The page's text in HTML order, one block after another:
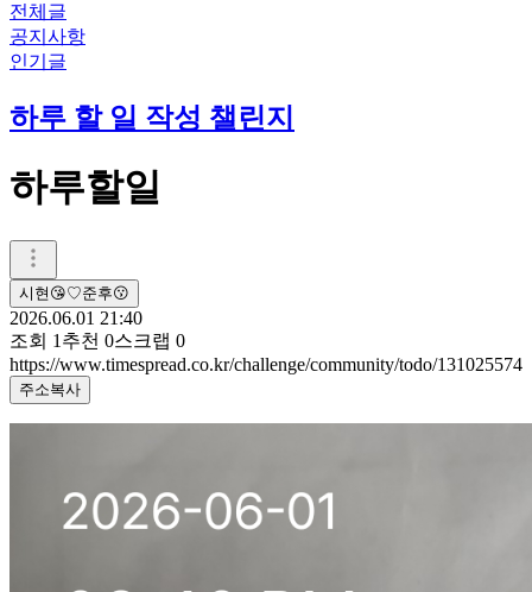
전체글
공지사항
인기글
하루 할 일 작성 챌린지
하루할일
시현😘♡준후😗
2026.06.01 21:40
조회 1 추천 0스크랩 0
https://www.timespread.co.kr/challenge/community/todo/131025574
주소복사